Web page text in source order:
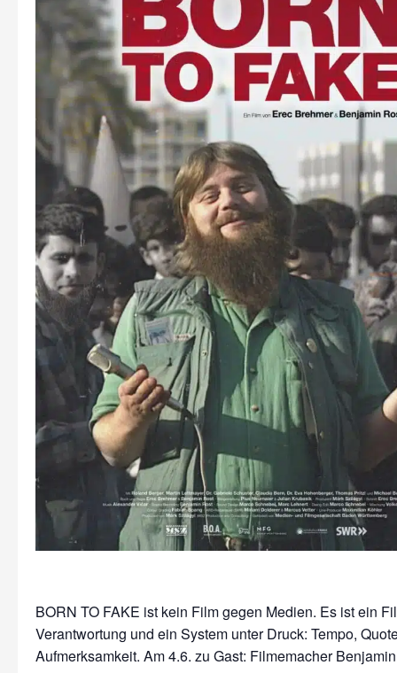
BORN TO FAKE ist kein Film gegen Medien. Es ist ein
Verantwortung und ein System unter Druck: Tempo,
Aufmerksamkeit. Am 4.6. zu Gast: Filmemacher